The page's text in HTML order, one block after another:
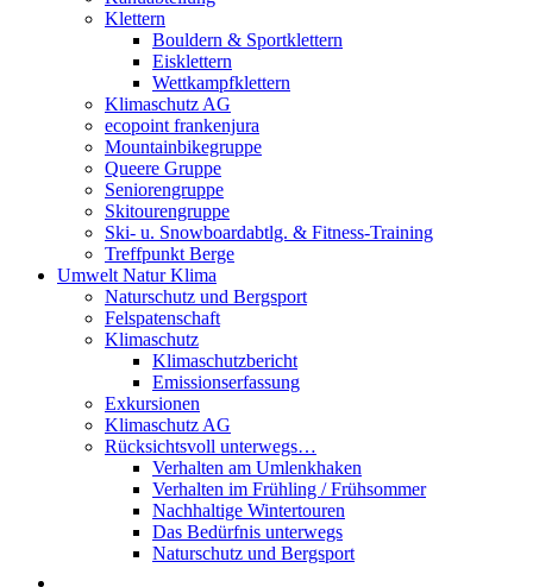
Klettern
Bouldern & Sportklettern
Eisklettern
Wettkampfklettern
Klimaschutz AG
ecopoint frankenjura
Mountainbikegruppe
Queere Gruppe
Seniorengruppe
Skitourengruppe
Ski- u. Snowboardabtlg. & Fitness-Training
Treffpunkt Berge
Umwelt Natur Klima
Naturschutz und Bergsport
Felspatenschaft
Klimaschutz
Klimaschutzbericht
Emissionserfassung
Exkursionen
Klimaschutz AG
Rücksichtsvoll unterwegs…
Verhalten am Umlenkhaken
Verhalten im Frühling / Frühsommer
Nachhaltige Wintertouren
Das Bedürfnis unterwegs
Naturschutz und Bergsport